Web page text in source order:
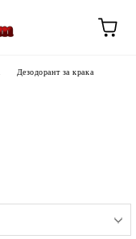
Дезодорант за крака